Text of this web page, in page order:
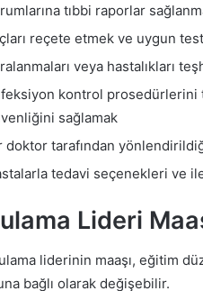
tıbbi raporlar
reçete etmek ve uygun
veya hastalıkları
kontrol prosedürlerini
sağlamak
doktor tarafından
tedavi seçenekleri ve
Lideri
liderinin maaşı, eğitim
bağlı olarak değişebilir.